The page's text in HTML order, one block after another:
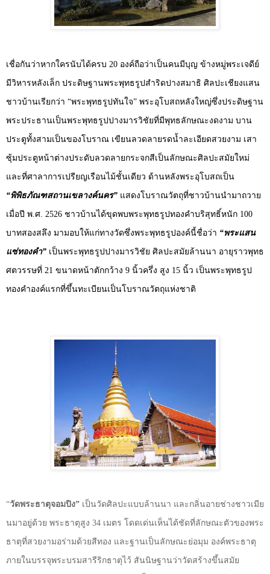
เชื่อกันว่าหากใครนับได้ครบ 20 องค์ถือว่าเป็นคนมีบุญ ข้างหมู่พระเจดีย์
มีวิหารหลังเล็ก ประดิษฐานพระพุทธรูปสำริดปางสมาธิ ศิลปะเชียงแสน
ชาวบ้านเรียกว่า “พระพุทธรูปทันใจ” พระอุโบสถหลังใหญ่ซึ่งประดิษฐาน
พระประธานเป็นพระพุทธรูปปางมารวิชัยที่มีพุทธลักษณะงดงาม บาน
ประตูทั้งสามเป็นของโบราณ เขียนลวดลายรดน้ำละเอียดสวยงาม เสา
ซุ้มประตูหน้าต่างประดับลวดลายกระจกสีเป็นลักษณะศิลปะสมัยใหม่
และที่ศาลาการเปรียญเรือนไม้ชั้นเดียว ด้านหลังพระอุโบสถเป็น
“พิพิธภัณฑสถานเขลางค์นคร” แสดงโบราณวัตถุที่ชาวบ้านนำมาถวาย
เมื่อปี พ.ศ. 2526 ชาวบ้านได้ขุดพบพระพุทธรูปทองคำบริสุทธิ์หนัก 100
บาทสองสลึง มามอบให้แก่ทางวัดซึ่งพระพุทธรูปองค์นี้ชื่อว่า “พระแสน
แซ่ทองคำ” เป็นพระพุทธรูปปางมารวิชัย ศิลปะสมัยล้านนา อายุราวพุทธ
ศตวรรษที่ 21 ขนาดหน้าตักกว้าง 9 นิ้วครึ่ง สูง 15 นิ้ว เป็นพระพุทธรูป
ทองคำองค์แรกที่ขึ้นทะเบียนเป็นโบราณวัตถุแห่งชาติ
“วัดพระธาตุจอมปิง” เป็นวัดศิลปะแบบล้านนา และกลิ่นอายช่างชาวเมีย
นมาอยู่ด้วย พระธาตุสูง 34 เมตร โดดเด่นเห็นได้ชัดที่ลักษณะตัวของพระ
ธาตุที่สวยงามอร่ามด้วยสีทอง และฐานเป็นลักษณะย่อมุม องค์พระธาตุ
ภายในบรรจุพระบรมสารีริกธาตุไว้ สันนิษฐานว่าวัดสร้างขึ้นสมัย